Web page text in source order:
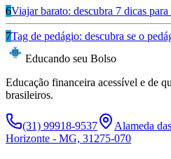
6Viajar barato: descubra 7 dicas
7Tag de pedágio: descubra se o
Educando seu Bolso
Educação financeira acessível e de
brasileiros.
(31) 99918-9537
Alameda
Horizonte - MG, 31275-070